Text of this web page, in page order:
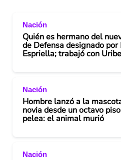
Nación
Quién es hermano del
de Defensa designado por
Espriella; trabajó con Uribe
Nación
Hombre lanzó a la
novia desde un octavo
pelea: el animal murió
Nación